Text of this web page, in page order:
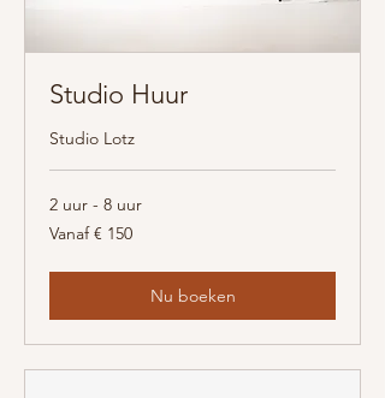
Studio Huur
Studio Lotz
2 uur - 8 uur
Vanaf
150
Vanaf € 150
Nu boeken